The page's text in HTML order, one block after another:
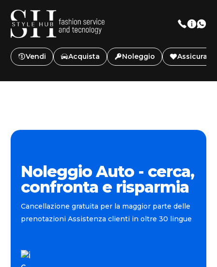
Vendi Acquista Noleggio
Noleggio Auto - cerca,
confronta e risparmia
Cancellazione gratuita per la maggior parte delle
prenotazioni Assistenza clienti in oltre 30 lingue